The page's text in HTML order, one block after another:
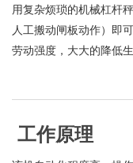
用复杂烦琐的机械杠杆
人工搬动闸板动作）即
劳动强度，大大的降低
工作原理